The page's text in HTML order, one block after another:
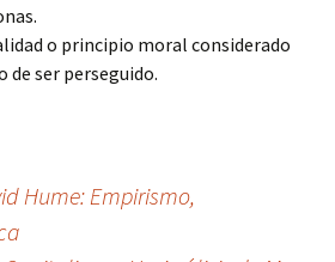
o principio moral considerado
de ser perseguido.
Hume: Empirismo,